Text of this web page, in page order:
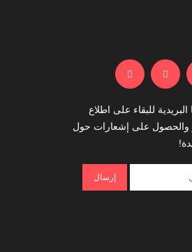
البريدية للبقاء على اطلاع
والحصول على إشعارات حول